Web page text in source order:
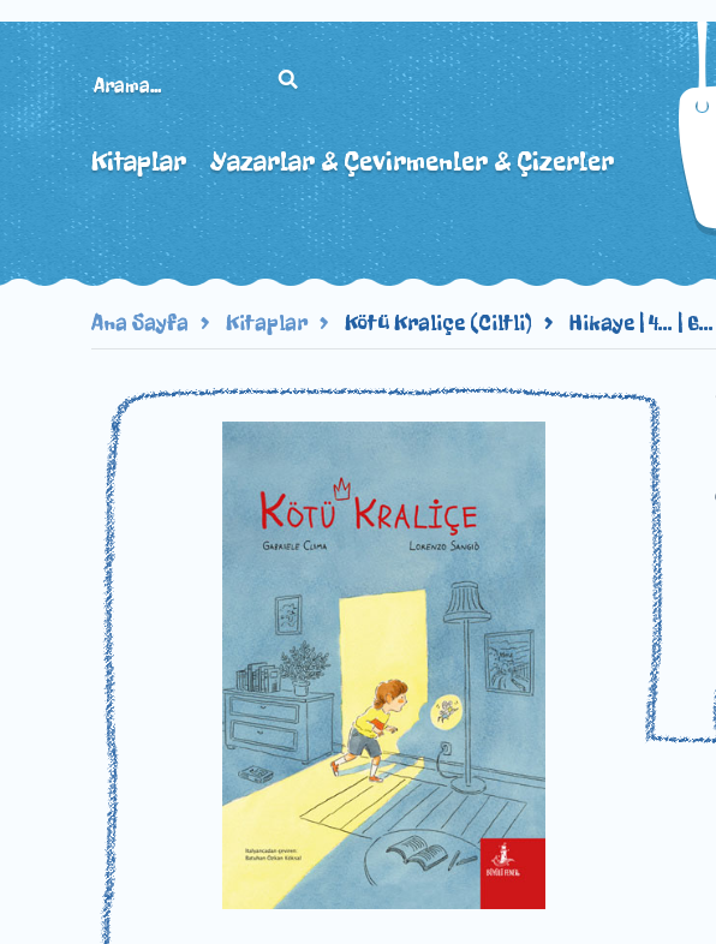
Kitaplar Yazarlar & Çevirmenler & Çizerler
Ana Sayfa Kitaplar Kötü Kraliçe (Ciltli) Hikaye | 4... | 6...